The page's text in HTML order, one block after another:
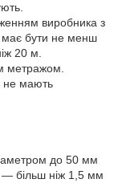
виробника з
має бути не менш
20 м.
метражом.
не мають
до 50 мм
більш ніж 1,5 мм